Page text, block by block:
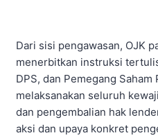
Dari sisi pengawasan, OJK
menerbitkan instruksi
DPS, dan Pemegang
melaksanakan seluruh
dan pengembalian hak
aksi dan upaya konkret